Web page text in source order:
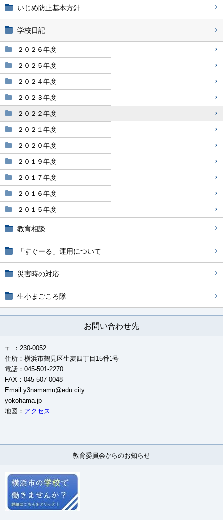
いじめ防止基本方針
学校日記
２０２６年度
２０２５年度
２０２４年度
２０２３年度
２０２２年度
２０２１年度
２０２０年度
２０１９年度
２０１７年度
２０１６年度
２０１５年度
教育相談
「すぐーる」運用について
災害時の対応
生小まごころ隊
お問い合わせ先
〒 ：230-0052
住所：横浜市鶴見区生麦四丁目15番1号
電話：045-501-2270
FAX：045-507-0048
Email:y3namamu@edu.city.
yokohama.jp
地図： アクセス
教育委員会からのお知らせ